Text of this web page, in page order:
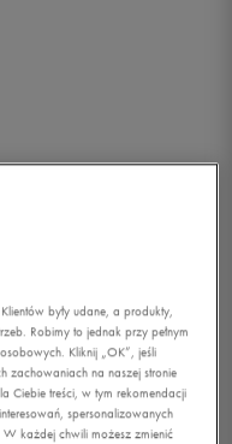
były udane, a produkty,
Robimy to jednak przy pełnym
Kliknij „OK”, jeśli
zachowaniach na naszej stronie
Ciebie treści, w tym rekomendacji
spersonalizowanych
każdej chwili możesz zmienić